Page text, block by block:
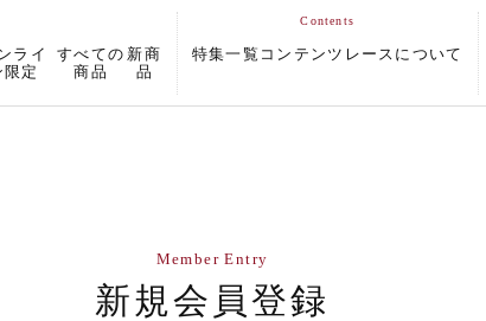
ライ
限定
すべての
商品
新商
品
特集一覧 コンテンツ レースについて
Member Entry
新規会員登録